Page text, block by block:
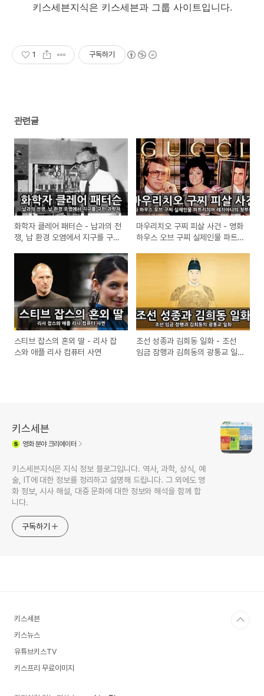
키스세븐지식은 키스세븐과 그룹 사이트입니다.
1 구독하기
관련글
화학자 클레어 패터슨 - 납과의 전
쟁, 납 환경 오염에서 지구를 구한
마우리치오 구찌 피살 사건 - 영화
하우스 오브 구찌 실제인물 파트
스티브 잡스의 혼외 딸 - 리사 잡
스와 애플 리사 컴퓨터 사연​
조선 성종과 김희동 일화 - 조선
임금 잠행과 김희동의 광통교 일
키스세븐
영화분야 크리에이터
키스세븐지식은 지식 정보 블로그입니다. 역사, 과학, 상식, 예
술, IT에 대한 정보를 정리하고 설명해 드립니다. 그 외에도 영
화 정보, 시사 해설, 대중 문화에 대한 정보와 해석을 함께 합
니다.
구독하기
키스세븐
키스뉴스
유튜브키스TV
키스프리 무료이미지